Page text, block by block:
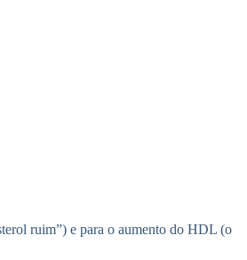
ruim”) e para o aumento do HDL (o